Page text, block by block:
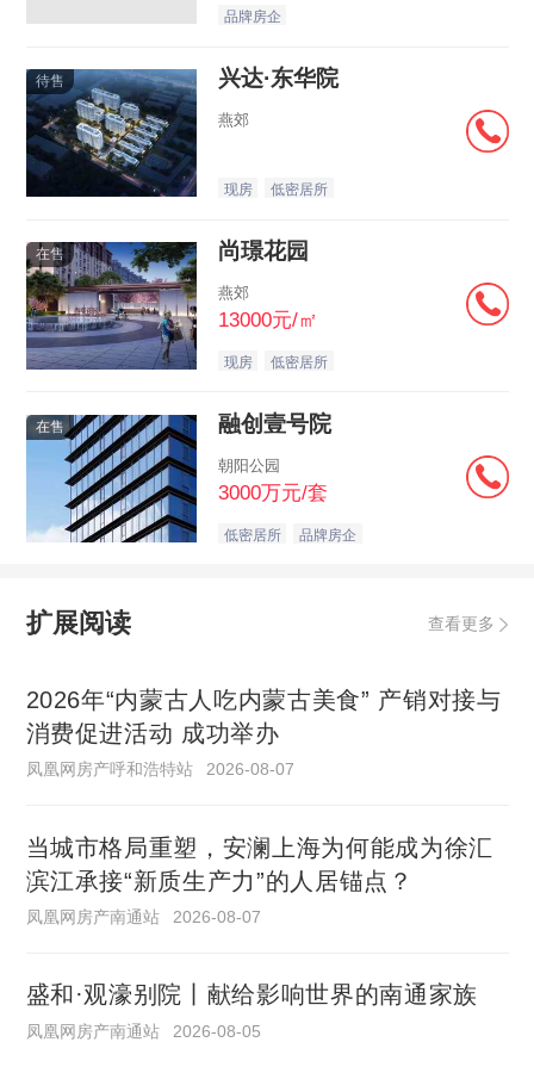
品牌房企
待售 兴达·东华院
燕郊
现房 低密居所
在售 尚璟花园
燕郊
13000元/㎡
现房 低密居所
在售 融创壹号院
朝阳公园
3000万元/套
低密居所 品牌房企
扩展阅读 查看更多
2026年“内蒙古人吃内蒙古美食” 产销对接与
消费促进活动 成功举办
凤凰网房产呼和浩特站 2026-08-07
当城市格局重塑，安澜上海为何能成为徐汇
滨江承接“新质生产力”的人居锚点？
凤凰网房产南通站 2026-08-07
盛和·观濠别院丨献给影响世界的南通家族
凤凰网房产南通站 2026-08-05